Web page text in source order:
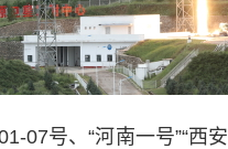
号、“河南一号”“西